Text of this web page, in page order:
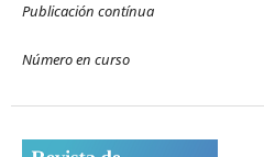
Publicación contínua
Número en curso